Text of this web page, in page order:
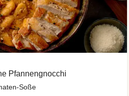
Pfannengnocchi
Soße